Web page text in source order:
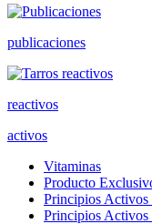
publicaciones
reactivos
activos
Vitaminas
Producto
Principios Activos
Principios Activos